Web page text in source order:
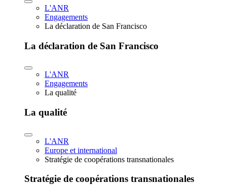
L'ANR
Engagements
La déclaration de San Francisco
La déclaration de San Francisco
L'ANR
Engagements
La qualité
La qualité
L'ANR
Europe et international
Stratégie de coopérations transnationales
Stratégie de coopérations transnationales